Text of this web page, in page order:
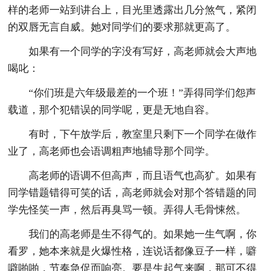
样的老师一站到讲台上，目光里透露出几分煞气，紧闭
的双唇无言自威。她对同学们的要求那就更高了。
如果有一个同学的字没有写好，高老师就会大声地
喝叱：
“你们班是六年级最差的一个班！”弄得同学们怨声
载道，那个犯错误的同学呢，更是无地自容。
有时，下午放学后，教室里只剩下一个同学在做作
业了，高老师也会语调粗声地辅导那个同学。
高老师的语调不但高声，而且语气也高犷。如果有
同学错题错得可笑的话，高老师就会对那个答错题的同
学先怪笑一声，然后再臭骂一顿。弄得人毛骨悚然。
我们的高老师是生不得气的。如果她一生气啊，你
看罗，她本来就是火爆性格，连说话都像豆子一样，噼
噼啪啪，节奏急促而响亮。要是生起气来啊，那可不得